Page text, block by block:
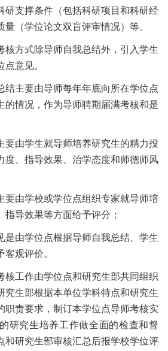
研支撑条件（包括科研项目和科研经
（学位论文双盲评审情况）等。
核方式除导师自我总结外，引入学生
意见。
结主要由导师每年年底向所在学位点
的情况，作为导师聘期届满考核和是
要由学生就导师培养研究生的精力投
度、指导效果、治学态度和师德师风
要由学校或学位点组织专家就导师培
指导效果等方面给予评分；
是由学位点根据导师自我总结、学生
观评价。
核工作由学位点和研究生部共同组织
究生部根据本单位学科特点和研究生
职责要求，制订本学位点导师考核实
研究生培养工作做全面的检查和督
和研究生部审核汇总后报学校学位评